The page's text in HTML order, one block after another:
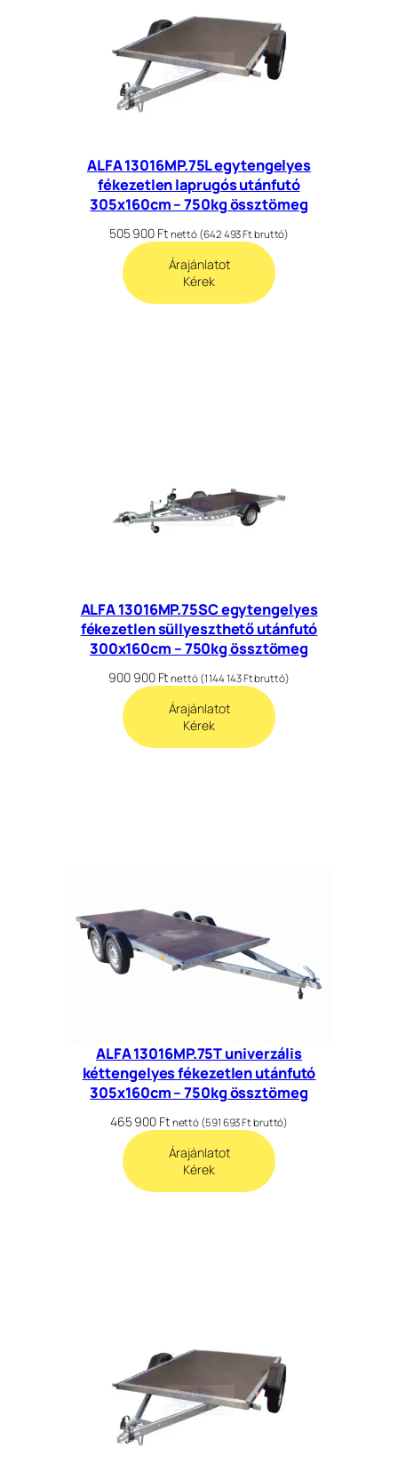
ALFA 13016MP.75L egytengelyes
fékezetlen laprugós utánfutó
305x160cm – 750kg össztömeg
505 900 Ft nettó (642 493Ft bruttó)
Árajánlatot
Kérek
ALFA 13016MP.75SC egytengelyes
fékezetlen süllyeszthető utánfutó
300x160cm – 750kg össztömeg
900 900 Ft nettó (1 144 143Ftbruttó)
Árajánlatot
Kérek
ALFA 13016MP.75T univerzális
kéttengelyes fékezetlen utánfutó
305x160cm – 750kg össztömeg
465 900 Ft nettó (591 693Ft bruttó)
Árajánlatot
Kérek